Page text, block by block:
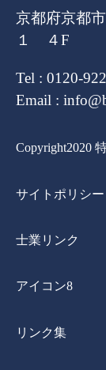
京都府京都
１ ４F
Tel : 0120-
Email :
Copyright2020
サイトポリシー
士業リンク
アイコン8
リンク集